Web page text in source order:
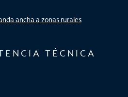
ancha a zonas rurales
TÉCNICA